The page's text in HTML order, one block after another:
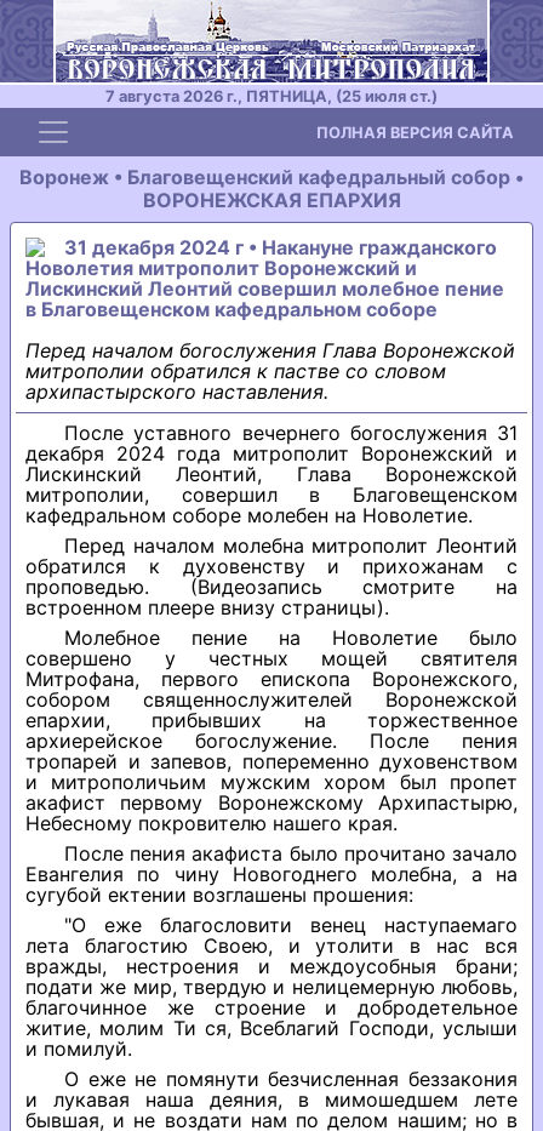
7 августа 2026 г., ПЯТНИЦА, (25 июля ст.)
Toggle navigation ПОЛНАЯ ВЕРСИЯ САЙТА
Воронеж • Благовещенский кафедральный собор •
ВОРОНЕЖСКАЯ ЕПАРХИЯ
31 декабря 2024 г • Накануне гражданского
Новолетия митрополит Воронежский и
Лискинский Леонтий совершил молебное пение
в Благовещенском кафедральном соборе
Перед началом богослужения Глава Воронежской
митрополии обратился к пастве со словом
архипастырского наставления.
После уставного вечернего богослужения 31
декабря 2024 года митрополит Воронежский и
Лискинский Леонтий, Глава Воронежской
митрополии, совершил в Благовещенском
кафедральном соборе молебен на Новолетие.
Перед началом молебна митрополит Леонтий
обратился к духовенству и прихожанам с
проповедью. (Видеозапись смотрите на
встроенном плеере внизу страницы).
Молебное пение на Новолетие было
совершено у честных мощей святителя
Митрофана, первого епископа Воронежского,
собором священнослужителей Воронежской
епархии, прибывших на торжественное
архиерейское богослужение. После пения
тропарей и запевов, попеременно духовенством
и митрополичьим мужским хором был пропет
акафист первому Воронежскому Архипастырю,
Небесному покровителю нашего края.
После пения акафиста было прочитано зачало
Евангелия по чину Новогоднего молебна, а на
сугубой ектении возглашены прошения:
"О еже благословити венец наступаемаго
лета благостию Своею, и утолити в нас вся
вражды, нестроения и междоусобныя брани;
подати же мир, твердую и нелицемерную любовь,
благочинное же строение и добродетельное
житие, молим Ти ся, Всеблагий Господи, услыши
и помилуй.
О еже не помянути безчисленная беззакония
и лукавая наша деяния, в мимошедшем лете
бывшая, и не воздати нам по делом нашим; но в